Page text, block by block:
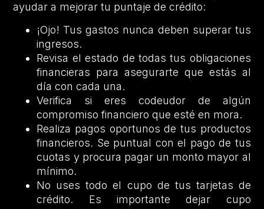
ayudar a mejorar tu puntaje de crédito:
¡Ojo! Tus gastos nunca deben superar tus
ingresos.
Revisa el estado de todas tus obligaciones
financieras para asegurarte que estás al
día con cada una.
Verifica si eres codeudor de algún
compromiso financiero que esté en mora.
Realiza pagos oportunos de tus productos
financieros. Se puntual con el pago de tus
cuotas y procura pagar un monto mayor al
mínimo.
No uses todo el cupo de tus tarjetas de
crédito. Es importante dejar cupo